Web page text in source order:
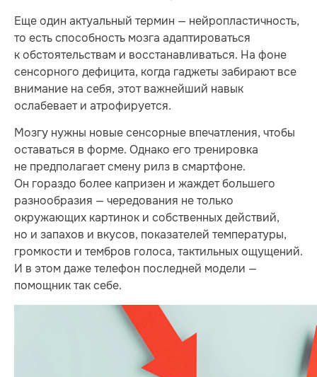
Еще один актуальный термин — нейропластичность,
то есть способность мозга адаптироваться
к обстоятельствам и восстанавливаться. На фоне
сенсорного дефицита, когда гаджеты забирают все
внимание на себя, этот важнейший навык
ослабевает и атрофируется.
Мозгу нужны новые сенсорные впечатления, чтобы
оставаться в форме. Однако его тренировка
не предполагает смену рилз в смартфоне.
Он гораздо более капризен и жаждет большего
разнообразия — чередования не только
окружающих картинок и собственных действий,
но и запахов и вкусов, показателей температуры,
громкости и тембров голоса, тактильных ощущений.
И в этом даже телефон последней модели —
помощник так себе.